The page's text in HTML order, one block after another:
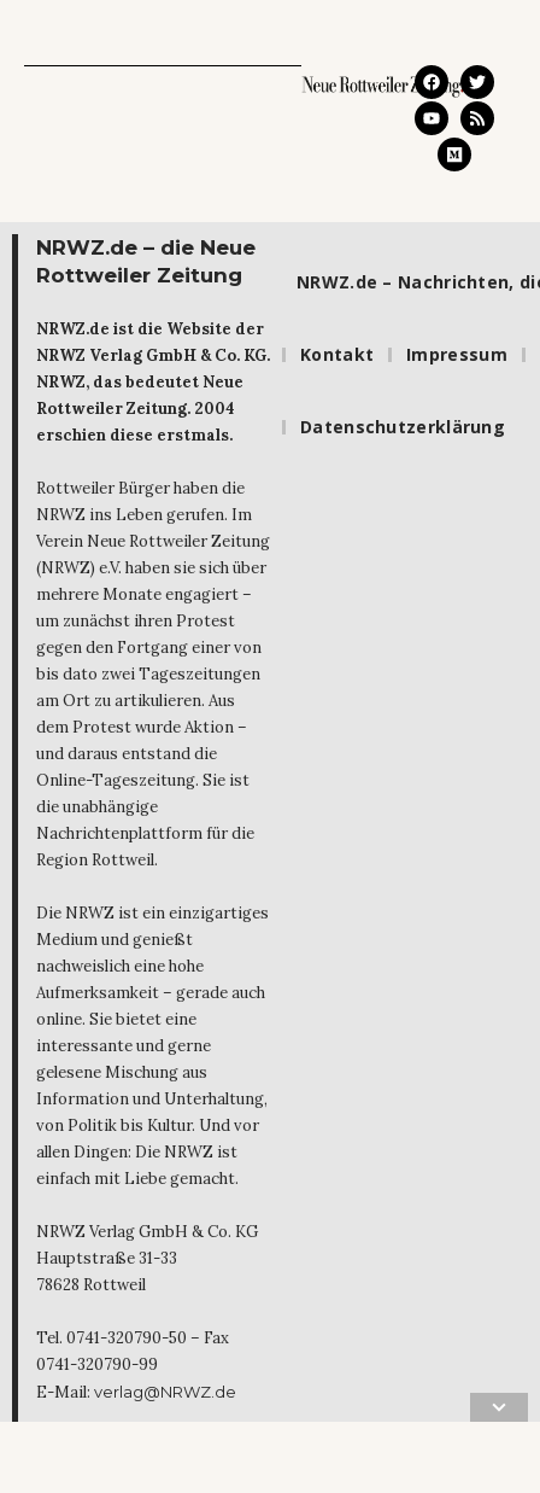
NRWZ.de – die Neue
Rottweiler Zeitung
NRWZ.de ist die Website der
NRWZ Verlag GmbH & Co. KG.
NRWZ, das bedeutet Neue
Rottweiler Zeitung. 2004
erschien diese erstmals.
Rottweiler Bürger haben die
NRWZ ins Leben gerufen. Im
Verein Neue Rottweiler Zeitung
(NRWZ) e.V. haben sie sich über
mehrere Monate engagiert –
um zunächst ihren Protest
gegen den Fortgang einer von
bis dato zwei Tageszeitungen
am Ort zu artikulieren. Aus
dem Protest wurde Aktion –
und daraus entstand die
Online-Tageszeitung. Sie ist
die unabhängige
Nachrichtenplattform für die
Region Rottweil.
Die NRWZ ist ein einzigartiges
Medium und genießt
nachweislich eine hohe
Aufmerksamkeit – gerade auch
online. Sie bietet eine
interessante und gerne
gelesene Mischung aus
Information und Unterhaltung,
von Politik bis Kultur. Und vor
allen Dingen: Die NRWZ ist
einfach mit Liebe gemacht.
NRWZ Verlag GmbH & Co. KG
Hauptstraße 31-33
78628 Rottweil
Tel. 0741-320790-50 – Fax
0741-320790-99
E-Mail: verlag@NRWZ.de
NRWZ.de – Nachrichten,
Kontakt Impressum
Datenschutzerklärung